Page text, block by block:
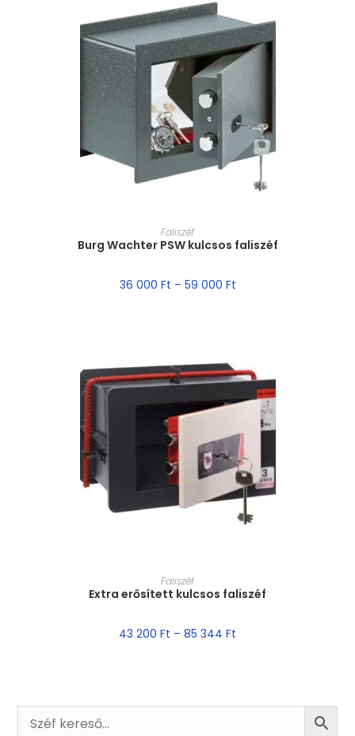
MÉRET VÁLASZTÁSA
Faliszéf
Burg Wachter PSW kulcsos faliszéf
36 000 Ft – 59 000 Ft
MÉRET VÁLASZTÁSA
Faliszéf
Extra erősített kulcsos faliszéf
43 200 Ft – 85 344 Ft